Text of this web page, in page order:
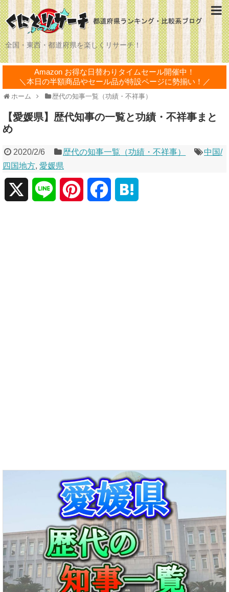
全国・東西・都道府県を楽しくリサーチ！
Amazon お得な日替わりタイムセール開催中！
＼本日の半額商品やセール品が特設ページに勢揃い！／
ホーム 歴代の知事一覧（功績・不祥事）
【愛媛県】歴代知事の一覧と功績・不祥事まと
め
2020/2/6 歴代の知事一覧（功績・不祥事）
中国/
四国地方, 愛媛県